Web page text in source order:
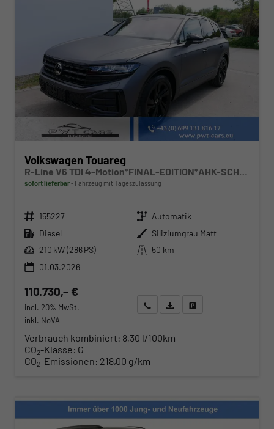
Volkswagen Touareg
sofort lieferbar Fahrzeug mit Tageszulassung
Fahrzeugnr. 155227 Getriebe Automatik
Kraftstoff Diesel Außenfarbe Siliziumgrau Matt
Leistung 210 kW (286 PS) Kilometerstand
50 km
01.03.2026
110.730,– €
incl. 20% MwSt.
inkl. NoVA
Wir rufen Sie anAngebot drucken (PDF)
Verbrauch kombiniert: 8,30 l/100km
CO2-Klasse: G
CO2-Emissionen: 218,00 g/km